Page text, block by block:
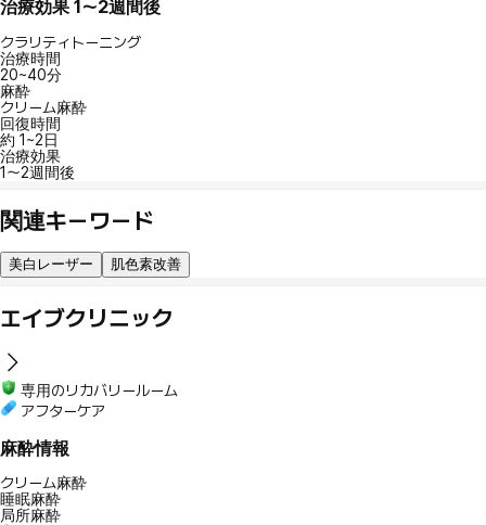
治療効果 1～2週間後
クラリティトーニング
治療時間
20~40分
麻酔
クリーム麻酔
回復時間
約 1~2日
治療効果
1～2週間後
関連キーワード
美白レーザー 肌色素改善
エイブクリニック
専用のリカバリールーム
アフターケア
麻酔情報
クリーム麻酔
睡眠麻酔
局所麻酔